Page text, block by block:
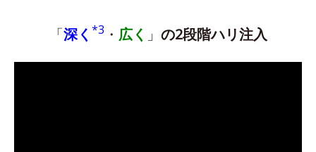
「深く *3 ・ 広く 」 の2段階ハリ注入